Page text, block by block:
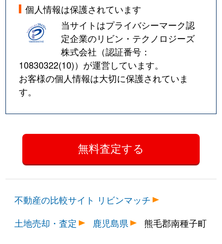
個人情報は保護されています
当サイトはプライバシーマーク認
定企業のリビン・テクノロジーズ
株式会社（認証番号：
10830322(10)）が運営しています。
お客様の個人情報は大切に保護されていま
す。
不動産の比較サイト リビンマッチ
土地売却・査定
鹿児島県 熊毛郡南種子町